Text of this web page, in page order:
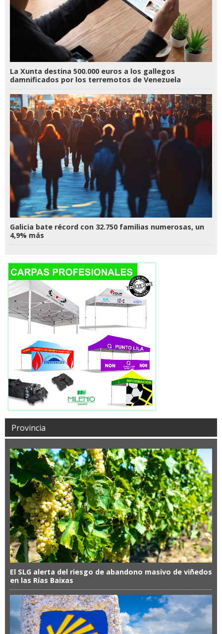
La Xunta destina 500.000 euros a los gallegos
damnificados por los terremotos de Venezuela
Galicia bate récord con 32.750 familias numerosas, un
4,9% más
Provincia
El SLG alerta del riesgo de abandono masivo de viñedos
en las Rías Baixas